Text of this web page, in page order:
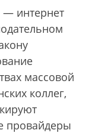
— интернет
массовой
коллег,
провайдеры